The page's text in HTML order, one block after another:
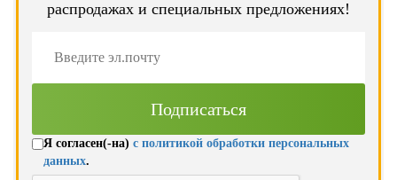
распродажах и специальных предложениях!
Я согласен(-на) с политикой обработки персональных
данных.